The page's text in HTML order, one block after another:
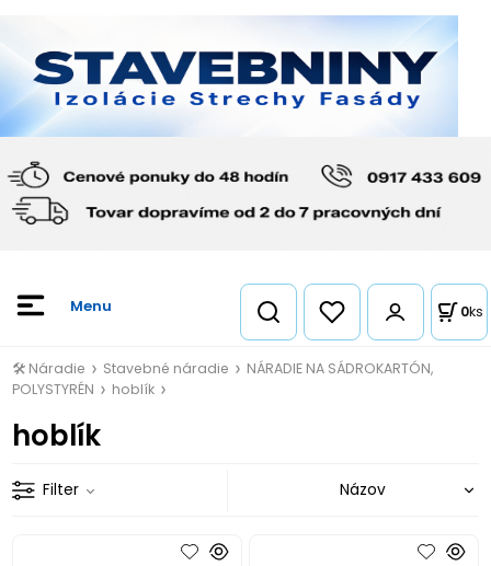
0ks
🛠️ Náradie Stavebné náradie
NÁRADIE NA SÁDROKARTÓN,
POLYSTYRÉN
hoblík
hoblík
Filter